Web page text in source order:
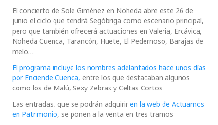
El concierto de Sole Giménez en Noheda abre este 26 de
junio el ciclo que tendrá Segóbriga como escenario principal,
pero que también ofrecerá actuaciones en Valeria, Ercávica,
Noheda Cuenca, Tarancón, Huete, El Pedernoso, Barajas de
melo…
El programa incluye los nombres adelantados hace unos días
por Enciende Cuenca, entre los que destacaban algunos
como los de Malú, Sexy Zebras y Celtas Cortos.
Las entradas, que se podrán adquirir en la web de Actuamos
en Patrimonio, se ponen a la venta en tres tramos